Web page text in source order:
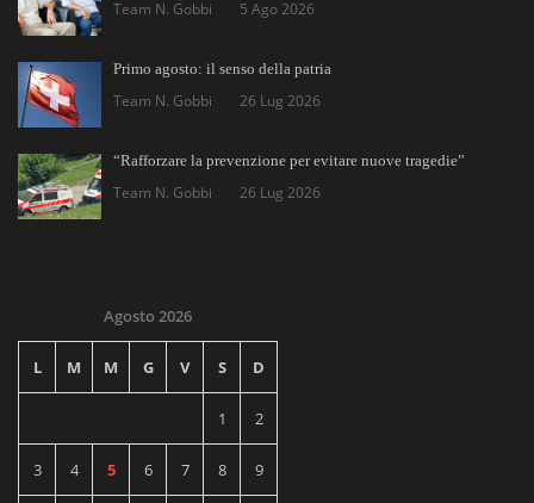
Team N. Gobbi 5 Ago 2026
Primo agosto: il senso della patria
Team N. Gobbi 26 Lug 2026
“Rafforzare la prevenzione per evitare nuove tragedie”
Team N. Gobbi 26 Lug 2026
Agosto 2026
L M M G V S D
1 2
3 4 5 6 7 8 9